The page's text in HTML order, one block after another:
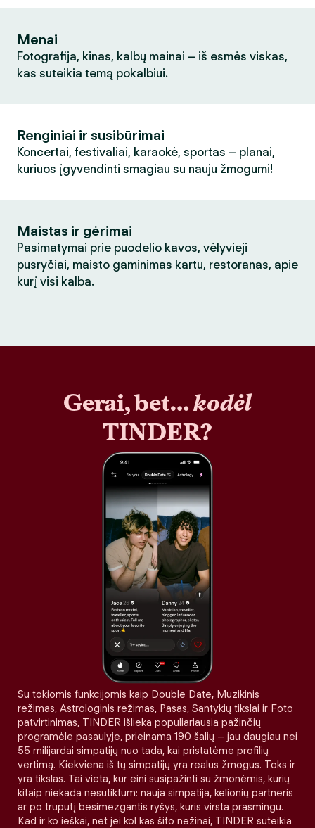
Menai
Fotografija, kinas, kalbų mainai – iš esmės viskas,
kas suteikia temą pokalbiui.
Renginiai ir susibūrimai
Koncertai, festivaliai, karaokė, sportas – planai,
kuriuos įgyvendinti smagiau su nauju žmogumi!
Maistas ir gėrimai
Pasimatymai prie puodelio kavos, vėlyvieji
pusryčiai, maisto gaminimas kartu, restoranas, apie
kurį visi kalba.
Gerai, bet…kodėl
TINDER?
Su tokiomis funkcijomis kaip Double Date, Muzikinis
režimas, Astrologinis režimas, Pasas, Santykių tikslai ir Foto
patvirtinimas, TINDER išlieka populiariausia pažinčių
programėle pasaulyje, prieinama 190 šalių – jau daugiau nei
55 milijardai simpatijų nuo tada, kai pristatėme profilių
vertimą. Kiekviena iš tų simpatijų yra realus žmogus. Toks ir
yra tikslas. Tai vieta, kur eini susipažinti su žmonėmis, kurių
kitaip niekada nesutiktum: nauja simpatija, kelionių partneris
ar po truputį besimezgantis ryšys, kuris virsta prasmingu.
Kad ir ko ieškai, net jei kol kas šito nežinai, TINDER suteikia